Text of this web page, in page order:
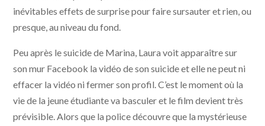
inévitables effets de surprise pour faire sursauter et rien, ou
presque, au niveau du fond.
Peu après le suicide de Marina, Laura voit apparaître sur
son mur Facebook la vidéo de son suicide et elle ne peut ni
effacer la vidéo ni fermer son profil. C’est le moment où la
vie de la jeune étudiante va basculer et le film devient très
prévisible. Alors que la police découvre que la mystérieuse